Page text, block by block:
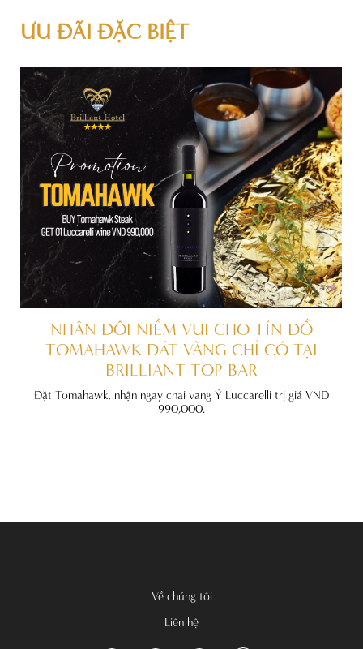
ƯU ĐÃI ĐẶC BIỆT
NHÂN ĐÔI NIỀM VUI CHO TÍN ĐỒ
TOMAHAWK DÁT VÀNG CHỈ CÓ TẠI
BRILLIANT TOP BAR
Đặt Tomahawk, nhận ngay chai vang Ý Luccarelli trị giá VND
990,000.
Về chúng tôi
Liên hệ